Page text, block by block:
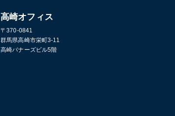
高崎オフィス
〒370-0841
群馬県高崎市栄町3-11
高崎バナーズビル5階